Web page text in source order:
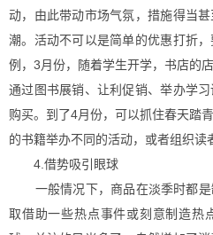
动，由此带动市场气氛，措施得当
潮。活动不可以是简单的优惠打折
例，3月份，随着学生开学，书店的
通过图书展销、让利促销、举办学
购买。到了4月份，可以抓住春天踏
的书籍举办不同的活动，或者组织读
4.借势吸引眼球
一般情况下，商品在淡季时都是
取借助一些热点事件或刻意制造热